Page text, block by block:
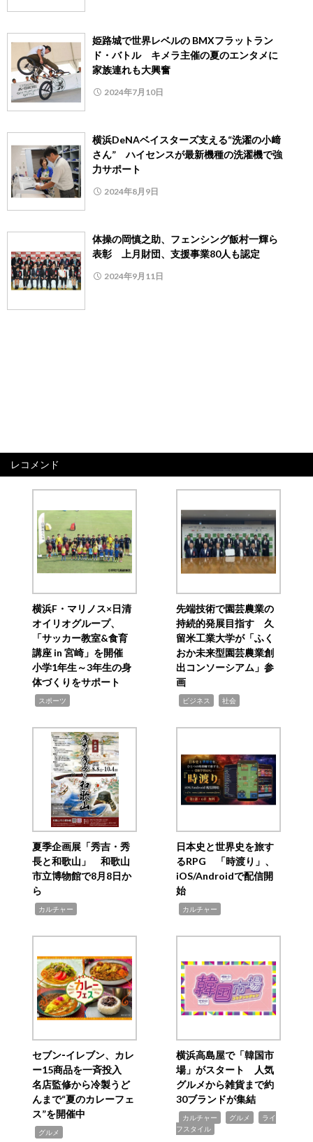
姫路城で世界レベルの BMXフラットラン
ド・バトル キメラ主催の夏のエンタメに
家族連れも大興奮
2024年7月10日
横浜DeNAベイスターズ支える“洗濯の小﨑
さん” ハイセンスが最新機種の洗濯機で強
力サポート
2024年8月9日
体操の岡慎之助、フェンシング飯村一輝ら
表彰 上月財団、支援事業80人も認定
2024年9月11日
レコメンド
横浜F・マリノス×日清
オイリオグループ、
「サッカー教室&食育
講座 in 宮崎」を開催
小学1年生～3年生の身
体づくりをサポート
スポーツ
先端技術で園芸農業の
持続的発展目指す 久
留米工業大学が「ふく
おか未来型園芸農業創
出コンソーシアム」参
画
ビジネス 社会
夏季企画展「秀吉・秀
長と和歌山」 和歌山
市立博物館で8月8日か
ら
カルチャー
日本史と世界史を旅す
るRPG 「時渡り」、
iOS/Androidで配信開
始
カルチャー
セブン‐イレブン、カレ
ー15商品を一斉投入
名店監修から冷製うど
んまで“夏のカレーフェ
ス”を開催中
グルメ
横浜高島屋で「韓国市
場」がスタート 人気
グルメから雑貨まで約
30ブランドが集結
カルチャー グルメ
ライ
フスタイル